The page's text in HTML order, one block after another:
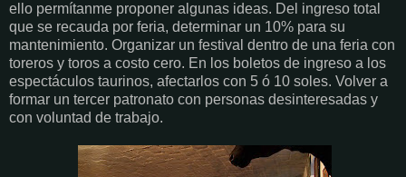
ello permítanme proponer algunas ideas. Del ingreso total
que se recauda por feria, determinar un 10% para su
mantenimiento. Organizar un festival dentro de una feria con
toreros y toros a costo cero. En los boletos de ingreso a los
espectáculos taurinos, afectarlos con 5 ó 10 soles. Volver a
formar un tercer patronato con personas desinteresadas y
con voluntad de trabajo.